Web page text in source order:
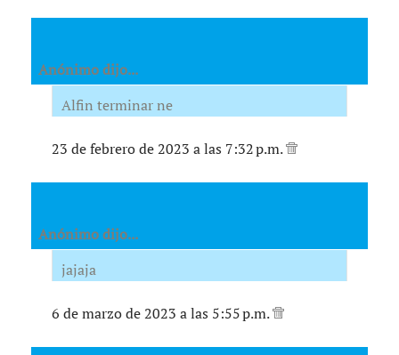
Anónimo dijo...
Alfin terminar ne
23 de febrero de 2023 a las 7:32 p.m.
Anónimo dijo...
jajaja
6 de marzo de 2023 a las 5:55 p.m.